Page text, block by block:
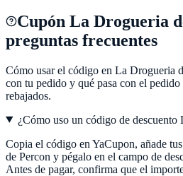
Cupón La Drogueria
preguntas frecuentes
Cómo usar el código en La Drogueria
con tu pedido y qué pasa con el
rebajados.
¿Cómo uso un código de
Copia el código en YaCupon, añade
de Percon y pégalo en el campo de
Antes de pagar, confirma que el